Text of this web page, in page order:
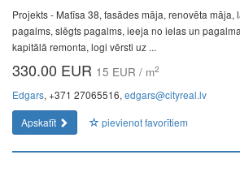
Projekts - Matīsa 38, fasādes māja, renovēta māja,
pagalms, slēgts pagalms, ieeja no ielas un
kapitālā remonta, logi vērsti uz ...
330.00 EUR 15 EUR / m2
Edgars, +371 27065516, edgars@cityreal.lv
Apskatīt
pievienot favorītiem